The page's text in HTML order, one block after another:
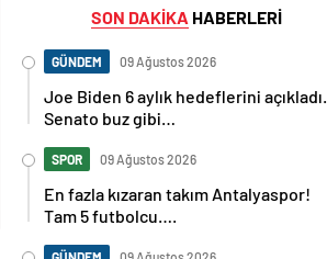
SON DAKİKA HABERLERİ
GÜNDEM 09 Ağustos 2026
Joe Biden 6 aylık hedeflerini açıkladı.
Senato buz gibi…
SPOR 09 Ağustos 2026
En fazla kızaran takım Antalyaspor!
Tam 5 futbolcu….